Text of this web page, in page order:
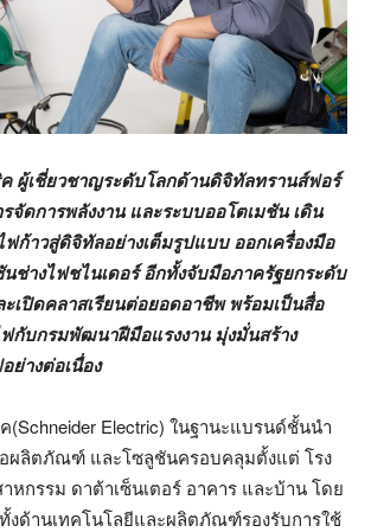
ค ผู้เชี่ยวชาญระดับโลกด้านดิจิทัลทรานส์ฟอร์
จัดการพลังงาน และระบบออโตเมชัน เดิน
ก้าวสู่ดิจิทัลอย่างเต็มรูปแบบ ออกเครื่องมือ
ช่างไฟชไนเดอร์ อีกทั้งจับมือภาครัฐยกระดับ
ะเปิดคลาสเรียนต่อยอดอาชีพ พร้อมเป็นสื่อ
ฟกับกรมพัฒนาฝีมือแรงงาน มุ่งมั่นสร้าง
ย่างต่อเนื่อง
(Schneider Electric) ในฐานะแบรนด์ชั้นนำ
ผลิตภัณฑ์ และโซลูชันครอบคลุมตั้งแต่ โรง
หกรรม ดาต้าเซ็นเตอร์ อาคาร และบ้าน โดย
งด้านเทคโนโลยีและผลิตภัณฑ์รองรับการใช้